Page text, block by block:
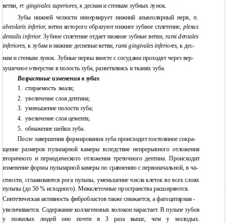
ветви, rr. gingivales superiores, к деснам и стенкам зубных лунок.
Зубы нижней челюсти иннервирует нижний альвеолярный нерв, п.
alveolaris inferior,ветви которого образуют нижнее зубное сплетение, plexus
dentalis inferior.Зубное сплетение отдает нижние зубные ветви,rami dentales
inferiores, к зубам и нижние десневые ветви,rami gingivales inferiores, к дес-
нам и стенкам лунок. Зубные нервы вместе с сосудами проходят через вер-
хушечное отверстие в полость зуба, разветвляясь в тканях зуба.
Возрастные изменения в зубах
1. стираемость эмали;
2. увеличение слоя дентина;
3. уменьшение полости зуба;
4. увеличение слоя цемента;
5. обнажение шейки зуба.
После завершения формирования зуба происходит постоянное сокра-
щение размеров пульпарной камеры вследствие непрерывного отложения
вторичного и периодического отложения третичного дентина. Происходит
изменение формы пульпарной камеры по сравнению с первоначальной, в ча-
стности, сглаживаются рога пульпы, уменьшение числа клеток во всех слоях
пульпы (до 50 % исходного). Межклеточные пространства расширяются.
Синтетическая активность фибробластов также снижается, а фагоцитарная -
увеличивается. Содержание коллагеновых волокон нарастает. В пульпе зубов
у пожилых людей оно почти в 3 раза выше, чем у молодых.